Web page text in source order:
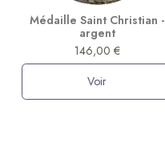
Médaille Saint Christian -
argent
146,00 €
Voir